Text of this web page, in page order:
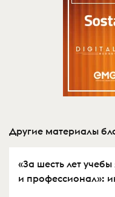
Другие материалы
«За шесть лет
и профессионал»: